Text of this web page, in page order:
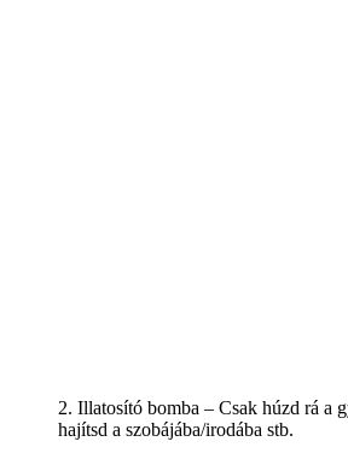
2. Illatosító bomba – Csak húzd rá a
hajítsd a szobájába/irodába stb.